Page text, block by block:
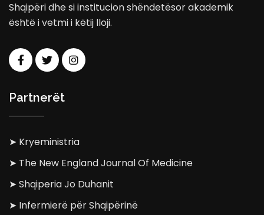
Shqipëri dhe si institucion shëndetësor akademik
është i vetmi i këtij lloji.
Partnerët
➤ Kryeministria
➤ The New England Journal Of Medicine
➤ Shqiperia Jo Duhanit
➤ Infermierë për Shqipërinë